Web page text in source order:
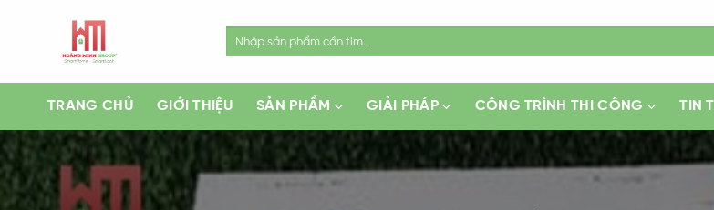
TRANG CHỦ GIỚI THIỆU SẢN PHẨM GIẢI PHÁP CÔNG TRÌNH THI CÔNG TIN